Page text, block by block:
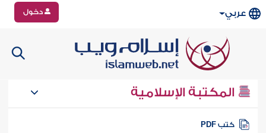
عربي دخول
المكتبة الإسلامية